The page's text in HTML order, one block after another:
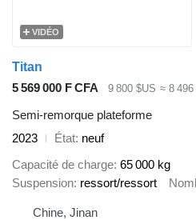
VIDÉO
Titan
5 569 000 F CFA
9 800 $US ≈ 8 496
Semi-remorque plateforme
2023
État neuf
Capacité de charge 65 000 kg
Suspension ressort/ressort
Chine, Jinan